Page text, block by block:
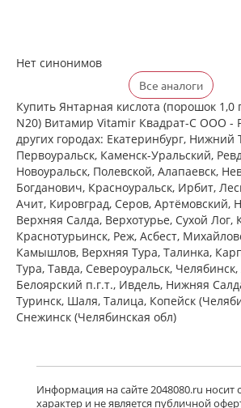
Нет синонимов
Все аналоги
Купить Янтарная кислота (порошок 1,0
N20) Витамир Vitamir Квадрат-С ООО -
других городах: Екатеринбург, Нижний
Первоуральск, Каменск-Уральский,
Новоуральск, Полевской, Алапаевск,
Богданович, Красноуральск, Ирбит,
Ачит, Кировград, Серов, Артёмовский,
Верхняя Салда, Верхотурье, Сухой Лог,
Краснотурьинск, Реж, Асбест,
Камышлов, Верхняя Тура, Талинка,
Тура, Тавда, Североуральск,
Белоярский п.г.т., Ивдель, Нижняя
Туринск, Шаля, Талица, Копейск
Снежинск (Челябинская обл)
Информация на сайте 2048080.ru носит
характер и не является публичной